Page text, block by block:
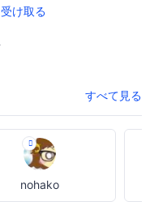
け取る
すべて見る
nohako